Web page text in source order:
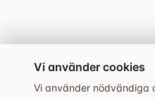
Vi använder cookies
Vi använder nödvändiga